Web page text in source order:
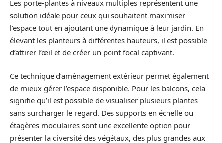
Les porte-plantes à niveaux multiples représentent une
solution idéale pour ceux qui souhaitent maximiser
l’espace tout en ajoutant une dynamique à leur jardin. En
élevant les planteurs à différentes hauteurs, il est possible
d’attirer l’œil et de créer un point focal captivant.
Ce technique d’aménagement extérieur permet également
de mieux gérer l’espace disponible. Pour les balcons, cela
signifie qu’il est possible de visualiser plusieurs plantes
sans surcharger le regard. Des supports en échelle ou
étagères modulaires sont une excellente option pour
présenter la diversité des végétaux, des plus grandes aux